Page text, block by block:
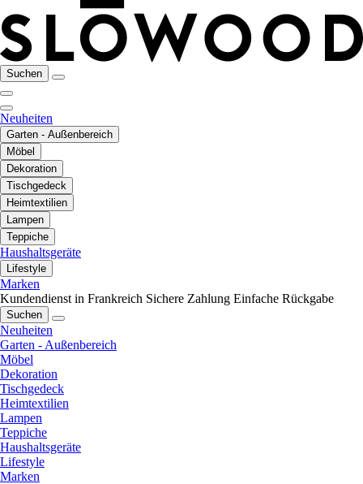
Suchen
Neuheiten
Garten - Außenbereich
Möbel
Dekoration
Tischgedeck
Heimtextilien
Lampen
Teppiche
Haushaltsgeräte
Lifestyle
Marken
Kundendienst in Frankreich Sichere Zahlung Einfache Rückgabe
Suchen
Neuheiten
Garten - Außenbereich
Möbel
Dekoration
Tischgedeck
Heimtextilien
Lampen
Teppiche
Haushaltsgeräte
Lifestyle
Marken